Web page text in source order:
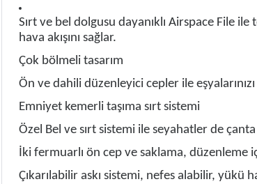
Sırt ve bel dolgusu dayanıklı Airspace File
hava akışını sağlar.
Çok bölmeli tasarım
Ön ve dahili düzenleyici cepler ile
Emniyet kemerli taşıma sırt sistemi
Özel Bel ve sırt sistemi ile seyahatler de çanta
İki fermuarlı ön cep ve saklama, düzenleme
Çıkarılabilir askı sistemi, nefes alabilir, yükü